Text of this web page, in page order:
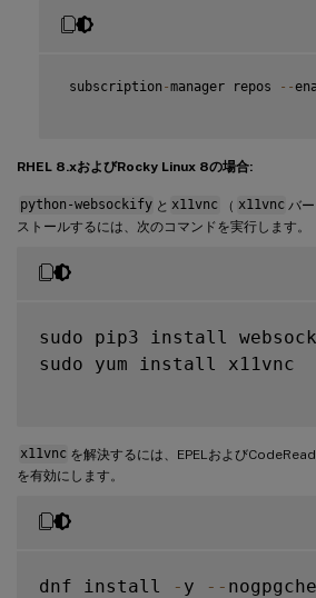
subscription -manager repos --
RHEL 8.xおよびRocky Linux 8の場合:
python-websockify と x11vnc （ x11vnc バ
ストールするには、次のコマンドを実行します。
sudo pip3 install
sudo yum install x11vnc
x11vnc を解決するには、EPELおよび
を有効にします。
dnf install - y --